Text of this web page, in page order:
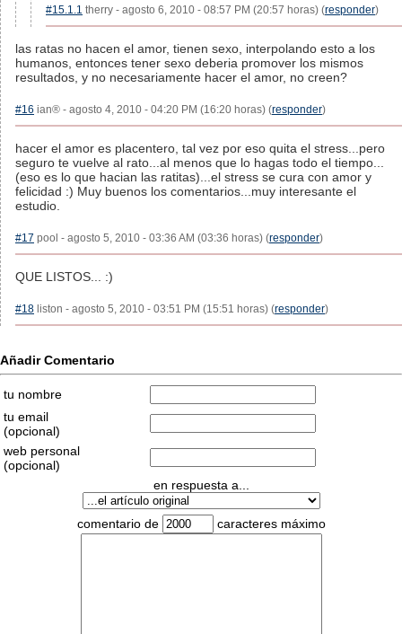
#15.1.1 therry - agosto 6, 2010 - 08:57 PM (20:57 horas) (responder)
las ratas no hacen el amor, tienen sexo, interpolando esto a los
humanos, entonces tener sexo deberia promover los mismos
resultados, y no necesariamente hacer el amor, no creen?
#16 ian® - agosto 4, 2010 - 04:20 PM (16:20 horas) (responder)
hacer el amor es placentero, tal vez por eso quita el stress...pero
seguro te vuelve al rato...al menos que lo hagas todo el tiempo...
(eso es lo que hacian las ratitas)...el stress se cura con amor y
felicidad :) Muy buenos los comentarios...muy interesante el
estudio.
#17 pool - agosto 5, 2010 - 03:36 AM (03:36 horas) (responder)
QUE LISTOS... :)
#18 liston - agosto 5, 2010 - 03:51 PM (15:51 horas) (responder)
Añadir Comentario
tu nombre
tu email
(opcional)
web personal
(opcional)
en respuesta a...
comentario de caracteres máximo